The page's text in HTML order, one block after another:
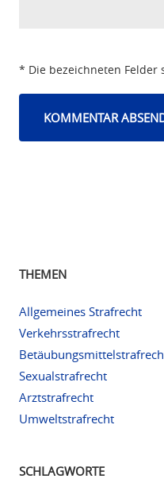
* Die bezeichneten Felder
THEMEN
Allgemeines Strafrecht
Verkehrsstrafrecht
Sexualstrafrecht
Arztstrafrecht
Umweltstrafrecht
SCHLAGWORTE